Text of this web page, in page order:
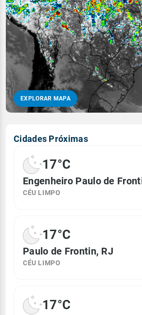
EXPLORAR MAPA
Cidades Próximas
17°C
Engenheiro Paulo de
CÉU LIMPO
17°C
Paulo de Frontin, RJ
CÉU LIMPO
17°C